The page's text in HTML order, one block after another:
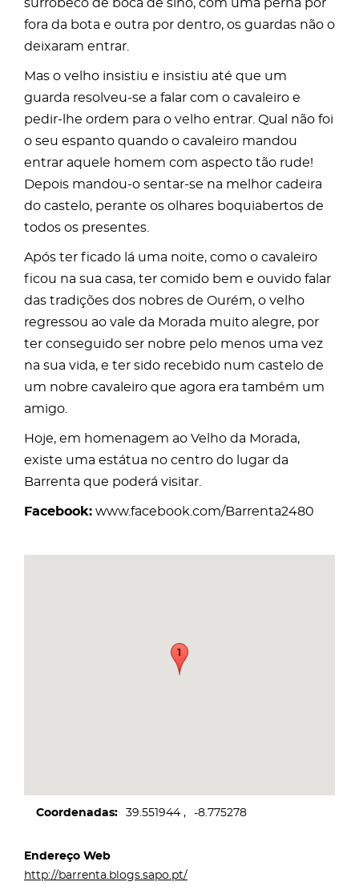
surrobeco de boca de sino, com uma perna por
fora da bota e outra por dentro, os guardas não o
deixaram entrar.
Mas o velho insistiu e insistiu até que um
guarda resolveu-se a falar com o cavaleiro e
pedir-lhe ordem para o velho entrar. Qual não foi
o seu espanto quando o cavaleiro mandou
entrar aquele homem com aspecto tão rude!
Depois mandou-o sentar-se na melhor cadeira
do castelo, perante os olhares boquiabertos de
todos os presentes.
Após ter ficado lá uma noite, como o cavaleiro
ficou na sua casa, ter comido bem e ouvido falar
das tradições dos nobres de Ourém, o velho
regressou ao vale da Morada muito alegre, por
ter conseguido ser nobre pelo menos uma vez
na sua vida, e ter sido recebido num castelo de
um nobre cavaleiro que agora era também um
amigo.
Hoje, em homenagem ao Velho da Morada,
existe uma estátua no centro do lugar da
Barrenta que poderá visitar.
Facebook: www.facebook.com/Barrenta2480
Coordenadas 39.551944 -8.775278
Endereço Web
http://barrenta.blogs.sapo.pt/